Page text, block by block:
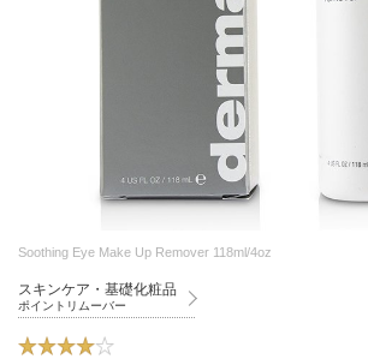
Soothing Eye Make Up Remover 118ml/4oz
スキンケア・基礎化粧品
ポイントリムーバー